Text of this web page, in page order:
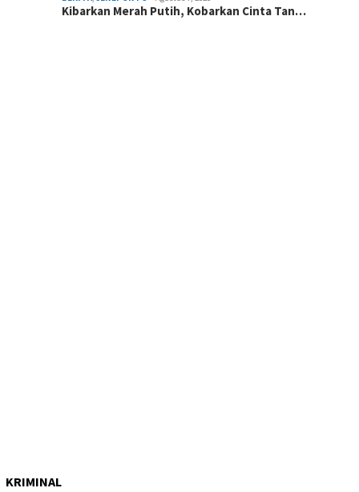
Kibarkan Merah Putih, Kobarkan Cinta Tan…
KRIMINAL